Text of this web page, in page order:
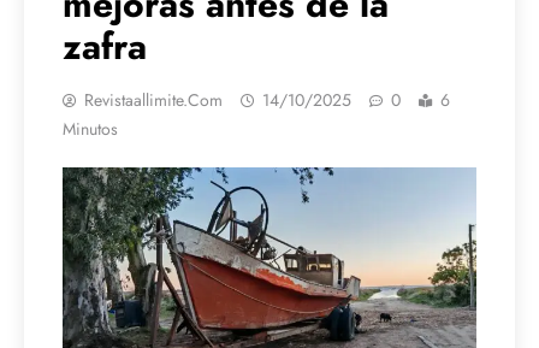
zafra
Revistaallimite.com 14/10/2025 0
6
Minutos